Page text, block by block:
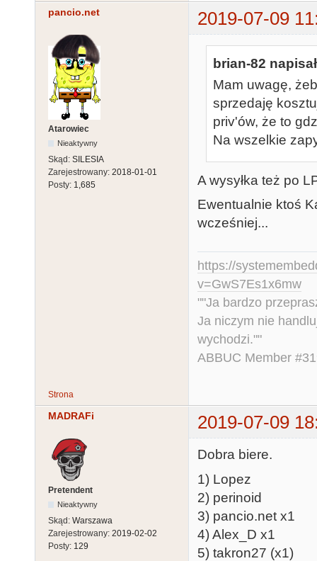
pancio.net 2019-07-09
Atarowiec
Nieaktywny
Skąd: SILESIA
Zarejestrowany: 2018-01-01
Posty: 1,685
brian-82
Mam uwagę,
sprzedaję
priv'ów, że to
Na wszelkie
A wysyłka też po
Ewentualnie ktoś
wcześniej...
https://
v=GwS7Es1x6mw
""Ja bardzo
Ja niczym nie
wychodzi.""
ABBUC Member
Strona
MADRAFi 2019-07-09
Pretendent
Nieaktywny
Skąd: Warszawa
Zarejestrowany: 2019-02-02
Posty: 129
Dobra biere.
1) Lopez
2) perinoid
3) pancio.net x1
4) Alex_D x1
5) takron27 (x1)